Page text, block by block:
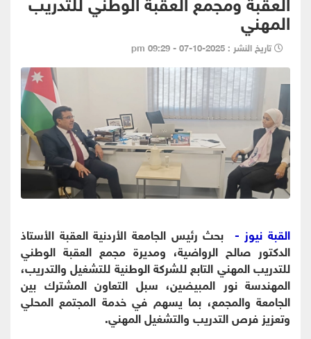
المهني
تاريخ النشر : 2025-10-07 - 09:29 pm
القبة نيوز - بحث رئيس الجامعة الأردنية العقبة الأستاذ
الدكتور صالح الرواضية، ومديرة مجمع العقبة الوطني
للتدريب المهني التابع للشركة الوطنية للتشغيل والتدريب،
المهندسة نور المبيضين، سبل التعاون المشترك بين
الجامعة والمجمع، بما يسهم في خدمة المجتمع المحلي
وتعزيز فرص التدريب والتشغيل المهني.